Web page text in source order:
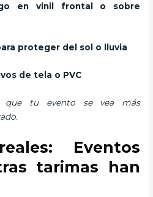
en vinil frontal o sobre
proteger del sol o lluvia
de tela o PVC
que tu evento se vea más
Eventos
tarimas han